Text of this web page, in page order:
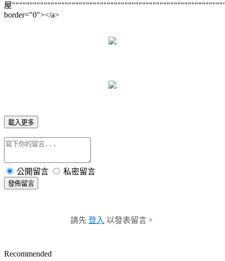
html {background:url(http://) center top #FFDFE4 repeat;}
.yc3sec .mhd, .yc3subbd .mhd{background:url(http://) no-
repeat;color:#FE7197;text-align:center;padding:0px 0px 0px
.yc3sec .mbd, .yc3subbd .mbd, .yc3sec .mft, .yc3subbd
.mft{background:url(http://);color:#19161A
屋
border="0"></a>
載入更多
公開留言 私密留言
發佈留言
請先 登入 以發表留言。
Recommended